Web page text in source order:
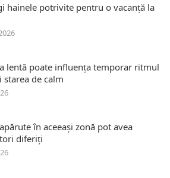
hainele potrivite pentru o vacanță la
lentă poate influența temporar ritmul
starea de calm
în aceeași zonă pot avea
diferiți